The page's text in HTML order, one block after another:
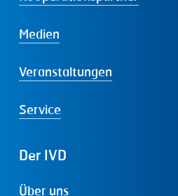
Medien
Veranstaltungen
Service
Der IVD
Über uns